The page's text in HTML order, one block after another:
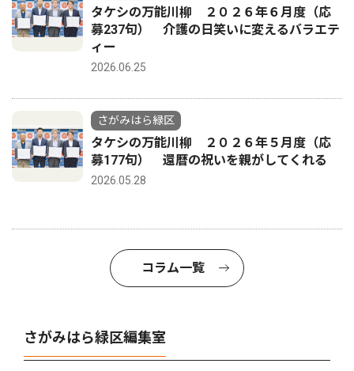
タケシの万能川柳 ２０２６年６月度（応
募237句） 介護の日笑いに変えるバラエテ
ィー
2026.06.25
さがみはら緑区
タケシの万能川柳 ２０２６年５月度（応
募177句） 還暦の祝いを親がしてくれる
2026.05.28
コラム一覧
さがみはら緑区編集室